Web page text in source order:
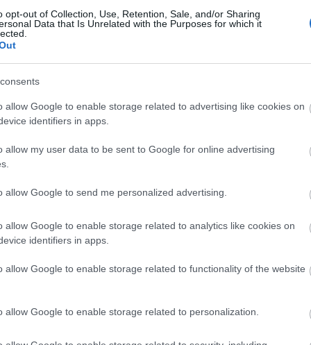
opt-out of Collection, Use, Retention, Sale, and/or Sharing
Data that Is Unrelated with the Purposes for which it
allow Google to enable storage related to advertising like cookies on
identifiers in apps.
allow my user data to be sent to Google for online advertising
allow Google to send me personalized advertising.
allow Google to enable storage related to analytics like cookies on
identifiers in apps.
allow Google to enable storage related to functionality of the website
allow Google to enable storage related to personalization.
5, Sverige 4, Finland 1)
Hedenström 5, Hanna Lodin 6, Ida Dahl 8
5, Sverige 3, Tjeckien och Finland 1)
4, Jenny Larsson 6
1, Ida Dahl 2, Lina Korsgren 4, Sofie Elebro